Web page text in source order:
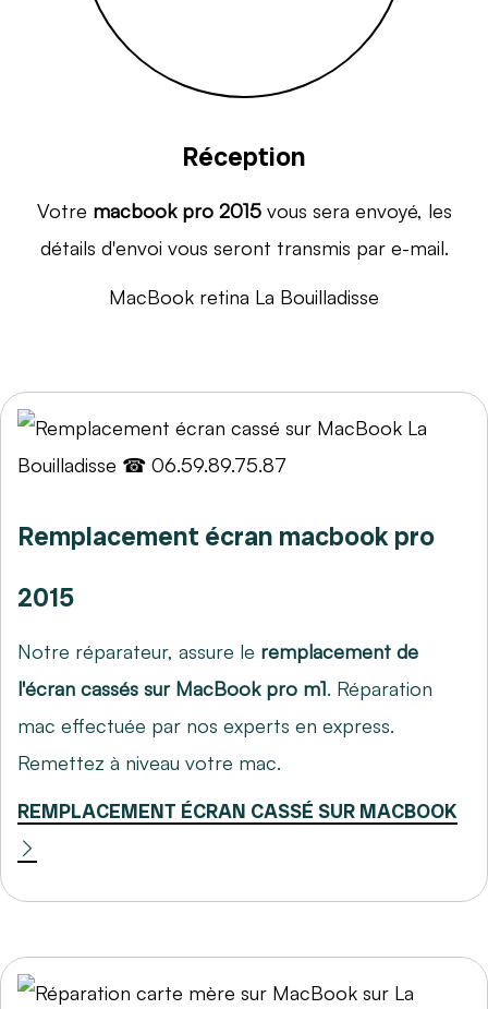
Réception
Votre macbook pro 2015vous sera envoyé, les
détails d'envoi vous seront transmis par e-mail.
Remplacement écran macbook pro
2015
Notre réparateur, assure le remplacement de
l'écran cassés sur MacBook pro m1. Réparation
mac effectuée par nos experts en express.
Remettez à niveau votre mac.
REMPLACEMENT ÉCRAN CASSÉ SUR MACBOOK